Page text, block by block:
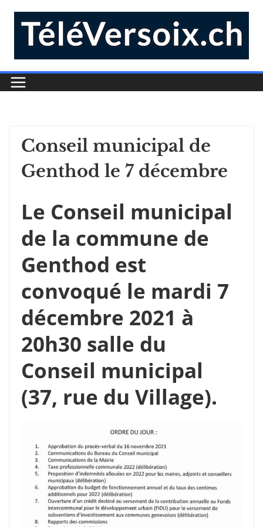
Conseil municipal de
Genthod le 7 décembre
Le Conseil municipal
de la commune de
Genthod est
convoqué le mardi 7
décembre 2021 à
20h30 salle du
Conseil municipal
(37, rue du Village).